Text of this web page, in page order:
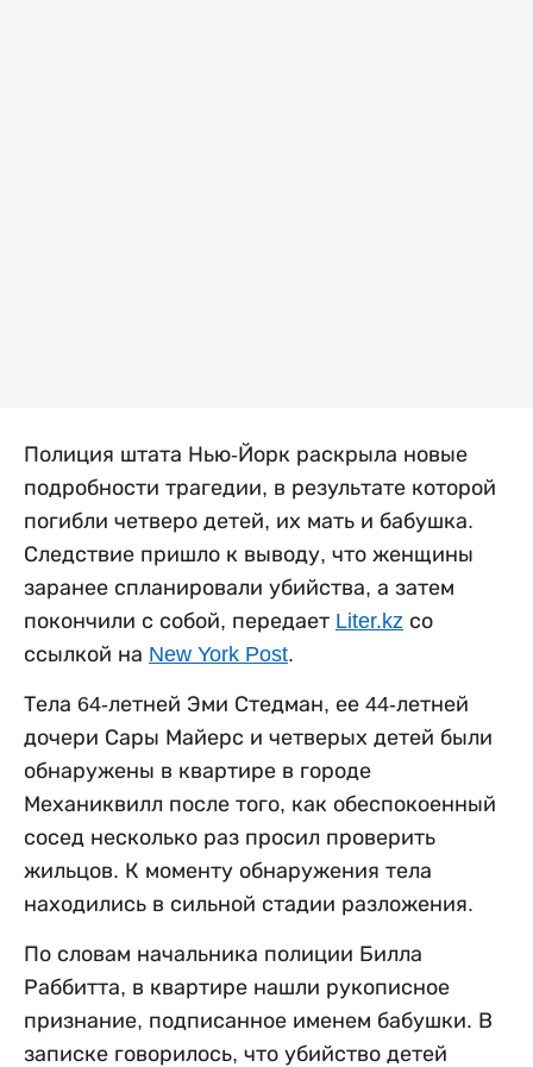
Полиция штата Нью-Йорк раскрыла новые
подробности трагедии, в результате которой
погибли четверо детей, их мать и бабушка.
Следствие пришло к выводу, что женщины
заранее спланировали убийства, а затем
покончили с собой, передает Liter.kz со
ссылкой на New York Post.
Тела 64-летней Эми Стедман, ее 44-летней
дочери Сары Майерс и четверых детей были
обнаружены в квартире в городе
Механиквилл после того, как обеспокоенный
сосед несколько раз просил проверить
жильцов. К моменту обнаружения тела
находились в сильной стадии разложения.
По словам начальника полиции Билла
Раббитта, в квартире нашли рукописное
признание, подписанное именем бабушки. В
записке говорилось, что убийство детей